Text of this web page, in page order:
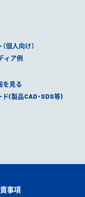
個人向け）
ィア例
を見る
(製品CAD・SDS等)
事項